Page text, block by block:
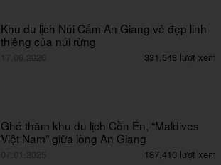
Khu du lịch Núi Cấm An Giang vẻ đẹp linh
thiêng của núi rừng
17.06.2026 331,548 lượt xem
Ghé thăm khu du lịch Cồn Én, “Maldives
Việt Nam” giữa lòng An Giang
07.01.2025 187,410 lượt xem